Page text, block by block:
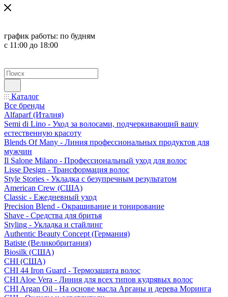
график работы: по будням
с 11:00 до 18:00
Каталог
Все бренды
Alfaparf (Италия)
Semi di Lino - Уход за волосами, подчеркивающий вашу
естественную красоту
Blends Of Many - Линия профессиональных продуктов для
мужчин
Il Salone Milano - Профессиональный уход для волос
Lisse Design - Трансформация волос
Style Stories - Укладка с безупречным результатом
American Crew (США)
Classic - Ежедневный уход
Precision Blend - Окрашивание и тонирование
Shave - Средства для бритья
Styling - Укладка и стайлинг
Authentic Beauty Concept (Германия)
Batiste (Великобритания)
Biosilk (США)
CHI (США)
CHI 44 Iron Guard - Термозащита волос
CHI Aloe Vera - Линия для всех типов кудрявых волос
CHI Argan Oil - На основе масла Арганы и дерева Моринга